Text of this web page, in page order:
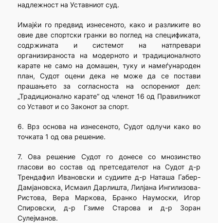
надлежност на Уставниот суд.
Имајќи го предвид изнесеното, како и разликите во
овие две спортски гранки во поглед на спецификата,
содржината и системот на натпревари
организираноста на модерното и традиционалното
карате не само на домашен, туку и намеѓународен
план, Судот оцени дека не може да се постави
прашањето за согласноста на оспорениот дел:
„Традиционално карате“ од членот 16 од Правилникот
со Уставот и со Законот за спорт.
6. Врз основа на изнесеното, Судот одлучи како во
точката 1 од ова решение.
7. Ова решение Судот го донесе со мнозинство
гласови во состав од претседателот на Судот д-р
Трендафил Ивановски и судиите д-р Наташа Габер-
Дамјановска, Исмаил Дарлишта, Лилјана Ингилизова-
Ристова, Вера Маркова, Бранко Наумоски, Игор
Спировски, д-р Гзиме Старова и д-р Зоран
Сулејманов.